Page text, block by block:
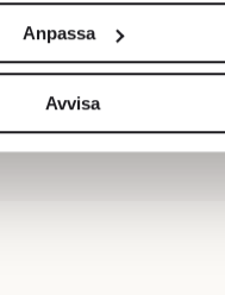
analysera vår trafik. Vi
sådana identifierare och
till de sociala medier
som vi samarbetar
informationen
Anpassa
Avvisa